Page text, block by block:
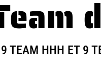
9 TEAM HHH ET 9